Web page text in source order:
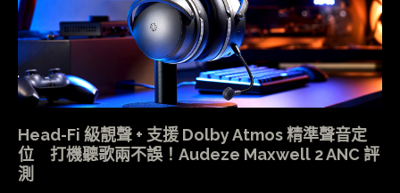
Head-Fi 級靚聲 + 支援 Dolby Atmos 精準聲音定
位 打機聽歌兩不誤！Audeze Maxwell 2 ANC 評
測